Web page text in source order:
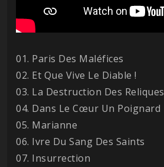
01. Paris Des Maléfices
02. Et Que Vive Le Diable !
03. La Destruction Des Reliques
04. Dans Le Cœur Un Poignard
05. Marianne
06. Ivre Du Sang Des Saints
07. Insurrection